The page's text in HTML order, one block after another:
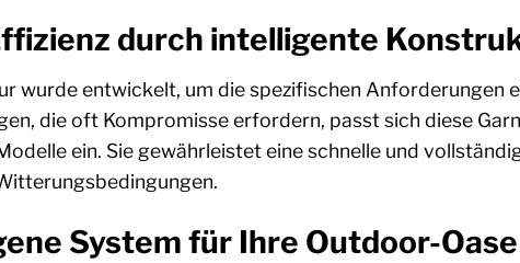
durch intelligente
wurde entwickelt, um die spezifischen Anforderungen
die oft Kompromisse erfordern, passt sich diese
ein. Sie gewährleistet eine schnelle und
System für Ihre Outdoor-Oase